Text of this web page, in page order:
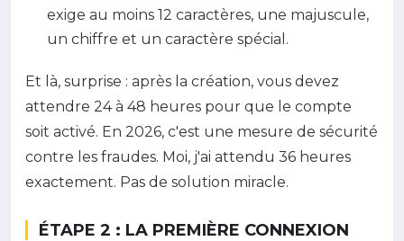
exige au moins 12 caractères, une majuscule,
un chiffre et un caractère spécial.
Et là, surprise : après la création, vous devez
attendre 24 à 48 heures pour que le compte
soit activé. En 2026, c'est une mesure de sécurité
contre les fraudes. Moi, j'ai attendu 36 heures
exactement. Pas de solution miracle.
ÉTAPE 2 : LA PREMIÈRE CONNEXION